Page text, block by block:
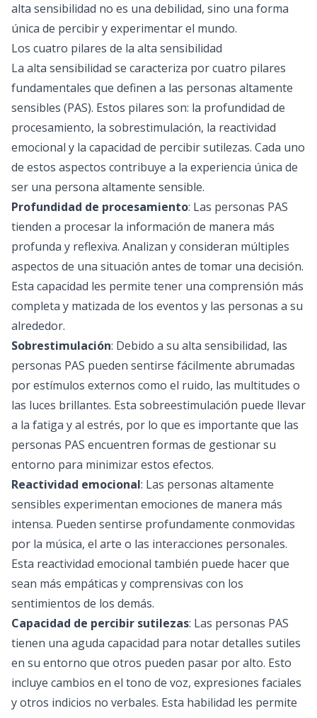
alta sensibilidad no es una debilidad, sino una forma
única de percibir y experimentar el mundo.
Los cuatro pilares de la alta sensibilidad
La alta sensibilidad se caracteriza por cuatro pilares
fundamentales que definen a las personas altamente
sensibles (PAS). Estos pilares son: la profundidad de
procesamiento, la sobrestimulación, la reactividad
emocional y la capacidad de percibir sutilezas. Cada uno
de estos aspectos contribuye a la experiencia única de
ser una persona altamente sensible.
Profundidad de procesamiento: Las personas PAS
tienden a procesar la información de manera más
profunda y reflexiva. Analizan y consideran múltiples
aspectos de una situación antes de tomar una decisión.
Esta capacidad les permite tener una comprensión más
completa y matizada de los eventos y las personas a su
alrededor.
Sobrestimulación: Debido a su alta sensibilidad, las
personas PAS pueden sentirse fácilmente abrumadas
por estímulos externos como el ruido, las multitudes o
las luces brillantes. Esta sobreestimulación puede llevar
a la fatiga y al estrés, por lo que es importante que las
personas PAS encuentren formas de gestionar su
entorno para minimizar estos efectos.
Reactividad emocional: Las personas altamente
sensibles experimentan emociones de manera más
intensa. Pueden sentirse profundamente conmovidas
por la música, el arte o las interacciones personales.
Esta reactividad emocional también puede hacer que
sean más empáticas y comprensivas con los
sentimientos de los demás.
Capacidad de percibir sutilezas: Las personas PAS
tienen una aguda capacidad para notar detalles sutiles
en su entorno que otros pueden pasar por alto. Esto
incluye cambios en el tono de voz, expresiones faciales
y otros indicios no verbales. Esta habilidad les permite